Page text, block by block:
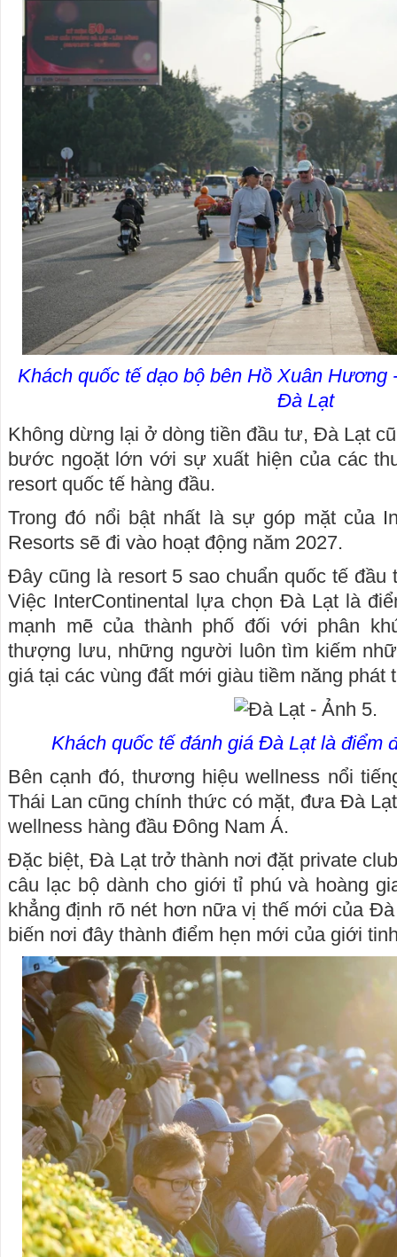
Khách quốc tế dạo bộ bên Hồ Xuân Hương
Đà Lạt
Không dừng lại ở dòng tiền đầu tư, Đà Lạt
bước ngoặt lớn với sự xuất hiện của các
resort quốc tế hàng đầu.
Trong đó nổi bật nhất là sự góp mặt của
Resorts sẽ đi vào hoạt động năm 2027.
Đây cũng là resort 5 sao chuẩn quốc tế đầu
Việc InterContinental lựa chọn Đà Lạt là
mạnh mẽ của thành phố đối với phân
thượng lưu, những người luôn tìm kiếm
giá tại các vùng đất mới giàu tiềm năng phát
Khách quốc tế đánh giá Đà Lạt là điểm
Bên cạnh đó, thương hiệu wellness nổi
Thái Lan cũng chính thức có mặt, đưa Đà
wellness hàng đầu Đông Nam Á.
Đặc biệt, Đà Lạt trở thành nơi đặt private
câu lạc bộ dành cho giới tỉ phú và hoàng
khẳng định rõ nét hơn nữa vị thế mới của
biến nơi đây thành điểm hẹn mới của giới